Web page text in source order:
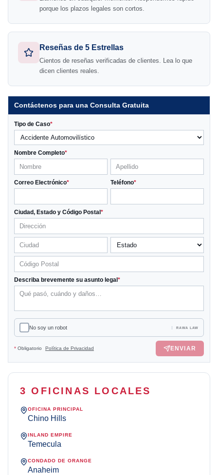
porque los plazos legales son cortos.
Reseñas de 5 Estrellas
Cientos de reseñas verificadas de clientes. Lea lo que
dicen clientes reales.
Contáctenos para una Consulta Gratuita
Tipo de Caso*
Nombre Completo*
Correo Electrónico* Teléfono*
Ciudad, Estado y Código Postal *
Describa brevemente su asunto legal *
No soy un robot RAWA LAW
* Obligatorio Política de Privacidad ENVIAR
3 OFICINAS LOCALES
OFICINA PRINCIPAL
Chino Hills
INLAND EMPIRE
Temecula
CONDADO DE ORANGE
Anaheim